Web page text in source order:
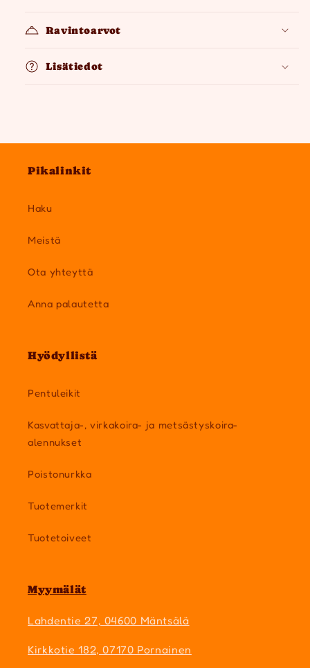
Ravintoarvot
Lisätiedot
Pikalinkit
Haku
Meistä
Ota yhteyttä
Anna palautetta
Hyödyllistä
Pentuleikit
Kasvattaja-, virkakoira- ja metsästyskoira-
alennukset
Poistonurkka
Tuotemerkit
Tuotetoiveet
Myymälät
Lahdentie 27, 04600 Mäntsälä
Kirkkotie 182, 07170 Pornainen